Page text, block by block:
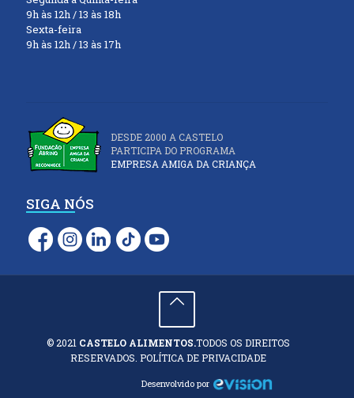
9h às 12h / 13 às 18h
Sexta-feira
9h às 12h / 13 às 17h
DESDE 2000 A CASTELO
PARTICIPA DO PROGRAMA
EMPRESA AMIGA DA CRIANÇA
SIGA NÓS
© 2021 CASTELO ALIMENTOS.TODOS OS DIREITOS
RESERVADOS. POLÍTICA DE PRIVACIDADE
Desenvolvido por